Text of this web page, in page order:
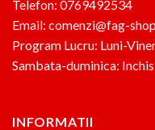
Telefon: 0769492534
Email: comenzi@fag-
Program Lucru: Luni-
Sambata-duminica: Inchis
INFORMATII